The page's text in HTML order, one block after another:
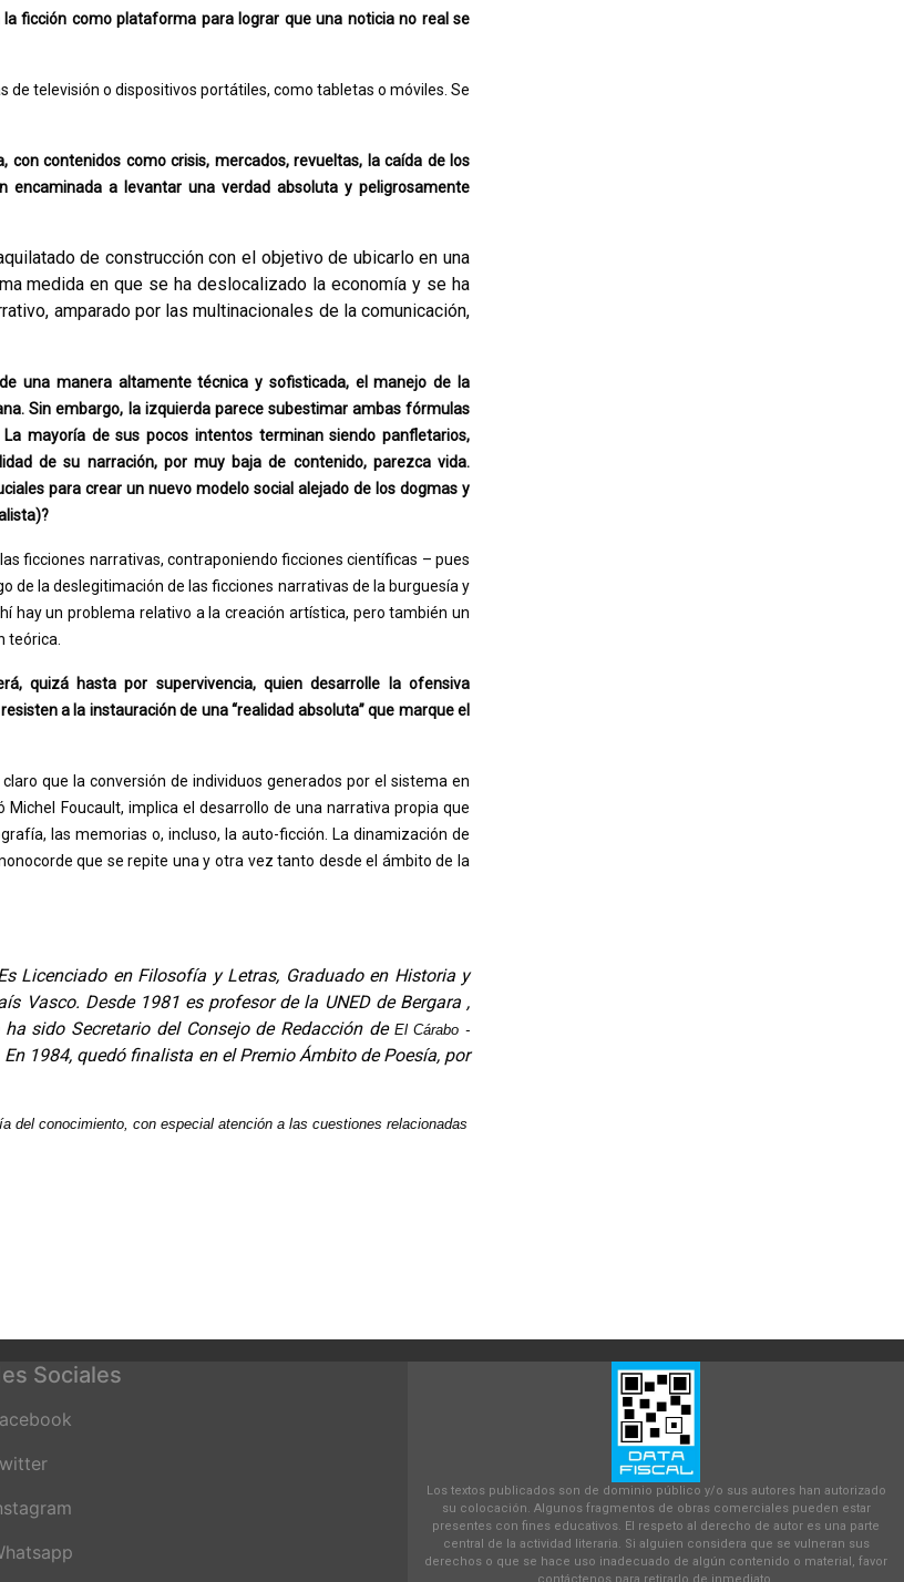
ficción como plataforma para lograr que una noticia no real se
de televisión o dispositivos portátiles, como tabletas o móviles. Se
contenidos como crisis, mercados, revueltas, la caída de los
encaminada a levantar una verdad absoluta y peligrosamente
de construcción con el objetivo de ubicarlo en una
medida en que se ha deslocalizado la economía y se ha
amparado por las multinacionales de la comunicación,
una manera altamente técnica y sofisticada, el manejo de la
Sin embargo, la izquierda parece subestimar ambas fórmulas
mayoría de sus pocos intentos terminan siendo panfletarios,
de su narración, por muy baja de contenido, parezca vida.
para crear un nuevo modelo social alejado de los dogmas y
ficciones narrativas, contraponiendo ficciones científicas – pues
de la deslegitimación de las ficciones narrativas de la burguesía y
hay un problema relativo a la creación artística, pero también un
teórica.
quizá hasta por supervivencia, quien desarrolle la ofensiva
a la instauración de una “realidad absoluta” que marque el
que la conversión de individuos generados por el sistema en
Foucault, implica el desarrollo de una narrativa propia que
las memorias o, incluso, la auto-ficción. La dinamización de
que se repite una y otra vez tanto desde el ámbito de la
Licenciado en Filosofía y Letras, Graduado en Historia y
Vasco. Desde 1981 es profesor de la UNED de Bergara ,
sido Secretario del Consejo de Redacción de El Cárabo -
En 1984, quedó finalista en el Premio Ámbito de Poesía, por
del conocimiento, con especial atención a las cuestiones relacionadas
Sociales
Los textos publicados son de dominio público y/o sus autores han autorizado
su colocación. Algunos fragmentos de obras comerciales pueden estar
presentes con fines educativos. El respeto al derecho de autor es una parte
central de la actividad literaria. Si alguien considera que se vulneran sus
derechos o que se hace uso inadecuado de algún contenido o material, favor